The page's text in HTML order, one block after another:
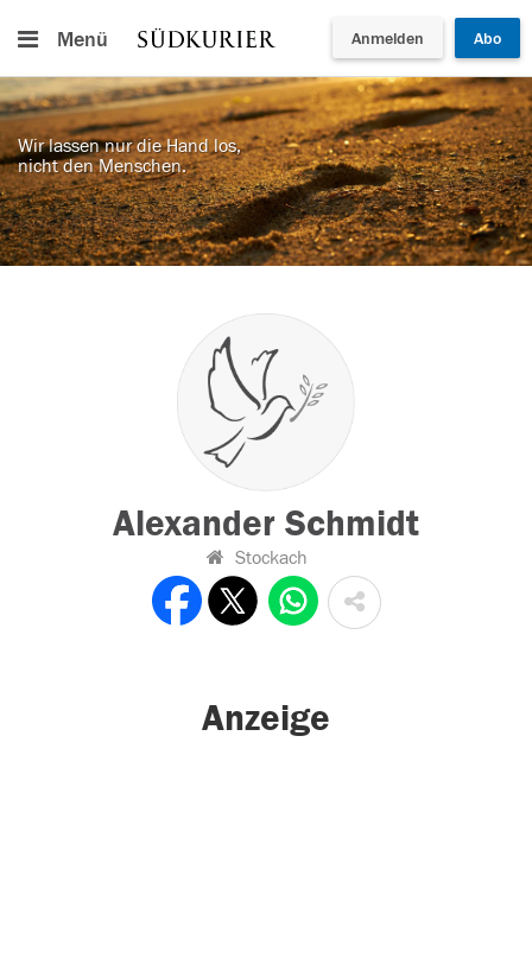
Menü Anmelden Abo
Wir lassen nur die Hand los,
nicht den Menschen.
Alexander Schmidt
Stockach
Anzeige